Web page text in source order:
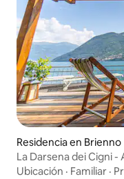
Residencia en Brienno
La Darsena dei Cigni
Ubicación · Familiar ·